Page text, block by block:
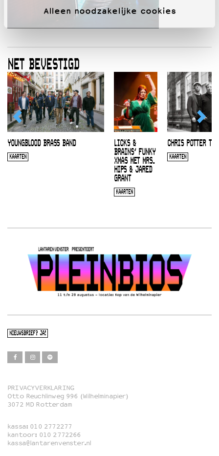
Alleen noodzakelijke cookies
NET BEVESTIGD
YOUNGBLOOD BRASS BAND
KAARTEN
LICKS &
BRAINS’ FUNKY
XMAS MET MRS.
HIPS & JARED
GRANT
KAARTEN
CHRIS POTTER
KAARTEN
NIEUWSBRIEF? JA!
Film
Familie
Film in English
PRIVACYVERKLARING
Otto Reuchlinweg 996 (Wilhelminapier)
3072 MD Rotterdam
kassa: 010 2772277
kantoor: 010 2772266
kassa@lantarenvenster.nl